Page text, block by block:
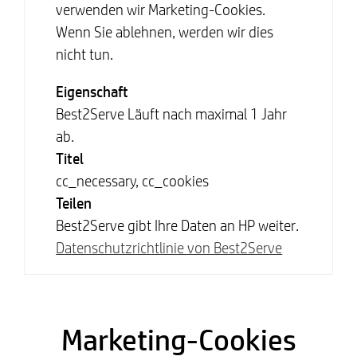
verwenden wir Marketing-Cookies.
Wenn Sie ablehnen, werden wir dies
nicht tun.
Eigenschaft
Best2Serve Läuft nach maximal 1 Jahr
ab.
Titel
cc_necessary, cc_cookies
Teilen
Best2Serve gibt Ihre Daten an HP weiter.
Datenschutzrichtlinie von Best2Serve
Marketing-Cookies